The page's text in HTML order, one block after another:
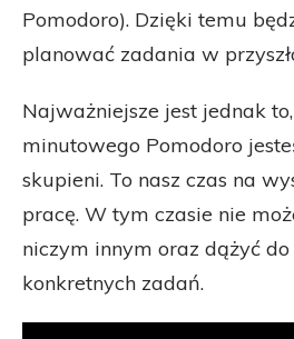
Pomodoro). Dzięki temu
planować zadania w
Najważniejsze jest jednak
minutowego Pomodoro
skupieni. To nasz czas na
pracę. W tym czasie nie
niczym innym oraz dążyć
konkretnych zadań.